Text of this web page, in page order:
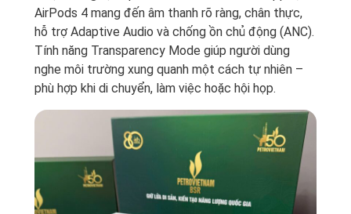
AirPods 4 mang đến âm thanh rõ ràng, chân thực,
hỗ trợ Adaptive Audio và chống ồn chủ động (ANC).
Tính năng Transparency Mode giúp người dùng
nghe môi trường xung quanh một cách tự nhiên –
phù hợp khi di chuyển, làm việc hoặc hội họp.